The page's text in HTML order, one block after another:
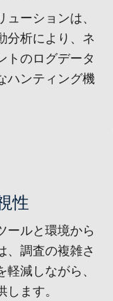
ーションは、
分析により、ネ
トのログデータ
ハンティング機
性
ールと環境から
、調査の複雑さ
減しながら、
ます。